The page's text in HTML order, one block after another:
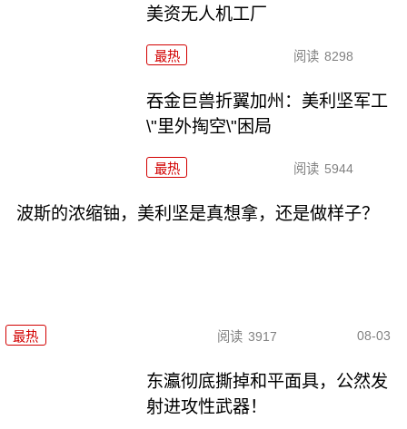
美资无人机工厂
最热 阅读 8298
吞金巨兽折翼加州：美利坚军工
\"里外掏空\"困局
最热 阅读 5944
波斯的浓缩铀，美利坚是真想拿，还是做样子？
最热 阅读 3917 08-03
东瀛彻底撕掉和平面具，公然发
射进攻性武器！